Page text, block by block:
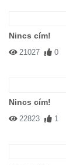
Nincs cím!
21027 0
Nincs cím!
22823 1